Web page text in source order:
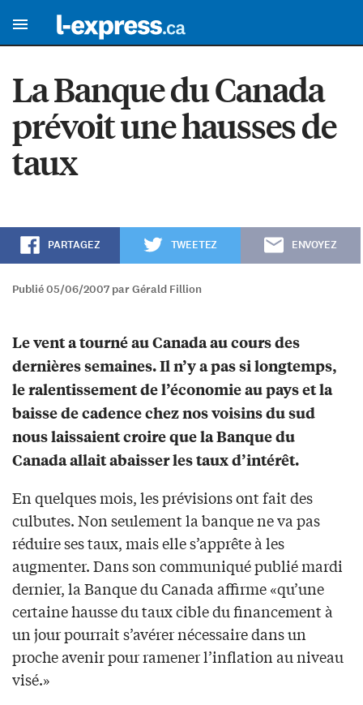
La Banque du Canada
prévoit une hausses de
taux
PARTAGEZ TWEETEZ ENVOYEZ
Publié 05/06/2007 par Gérald Fillion
Le vent a tourné au Canada au cours des
dernières semaines. Il n’y a pas si longtemps,
le ralentissement de l’économie au pays et la
baisse de cadence chez nos voisins du sud
nous laissaient croire que la Banque du
Canada allait abaisser les taux d’intérêt.
En quelques mois, les prévisions ont fait des
culbutes. Non seulement la banque ne va pas
réduire ses taux, mais elle s’apprête à les
augmenter. Dans son communiqué publié mardi
dernier, la Banque du Canada affirme «qu’une
certaine hausse du taux cible du financement à
un jour pourrait s’avérer nécessaire dans un
proche avenir pour ramener l’inflation au niveau
visé.»